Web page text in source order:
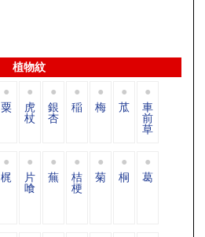
植物紋
粟 虎
杖
銀
杏
稲 梅 苽 車
前
草
梶 片
喰
蕪 桔
梗
菊 桐 葛